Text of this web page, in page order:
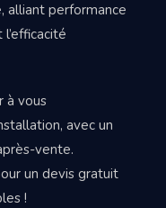
alliant performance
à vous
avec un
vente.
un devis gratuit
!